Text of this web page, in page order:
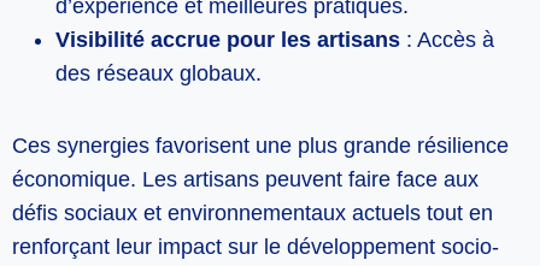
d’expérience et meilleures pratiques.
Visibilité accrue pour les artisans : Accès à
des réseaux globaux.
Ces synergies favorisent une plus grande résilience
économique. Les artisans peuvent faire face aux
défis sociaux et environnementaux actuels tout en
renforçant leur impact sur le développement socio-